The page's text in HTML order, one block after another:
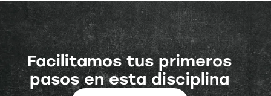
Facilitamos tus primeros
pasos en esta disciplina